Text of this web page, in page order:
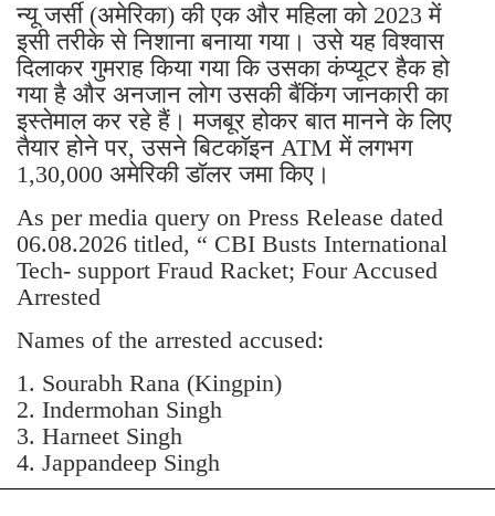
न्यू जर्सी (अमेरिका) की एक और महिला को 2023 में
इसी तरीके से निशाना बनाया गया। उसे यह विश्वास
दिलाकर गुमराह किया गया कि उसका कंप्यूटर हैक हो
गया है और अनजान लोग उसकी बैंकिंग जानकारी का
इस्तेमाल कर रहे हैं। मजबूर होकर बात मानने के लिए
तैयार होने पर, उसने बिटकॉइन ATM में लगभग
1,30,000 अमेरिकी डॉलर जमा किए।
As per media query on Press Release dated
06.08.2026 titled, “ CBI Busts International
Tech- support Fraud Racket; Four Accused
Arrested
Names of the arrested accused:
1. Sourabh Rana (Kingpin)
2. Indermohan Singh
3. ⁠Harneet Singh
4. ⁠Jappandeep Singh